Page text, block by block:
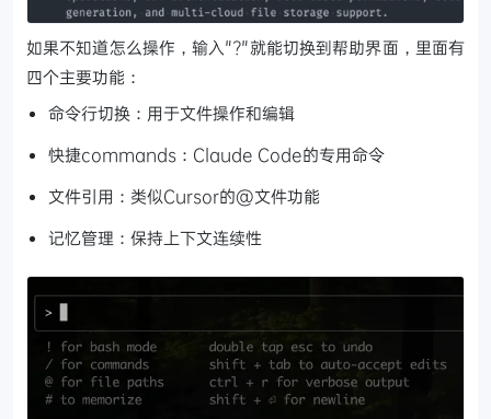
如果不知道怎么操作，输入"?"就能切换到帮助界面，里面有
四个主要功能：
命令行切换：用于文件操作和编辑
快捷commands：Claude Code的专用命令
文件引用：类似Cursor的@文件功能
记忆管理：保持上下文连续性